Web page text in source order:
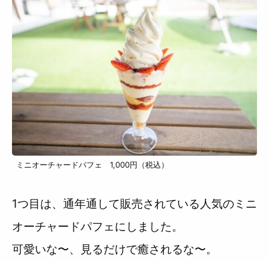
ミニオーチャードパフェ 1,000円（税込）
1つ目は、通年通して販売されている人気のミニ
オーチャードパフェにしました。
可愛いな〜、見るだけで癒されるな〜。